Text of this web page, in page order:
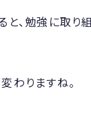
と、勉強に取り
わりますね。